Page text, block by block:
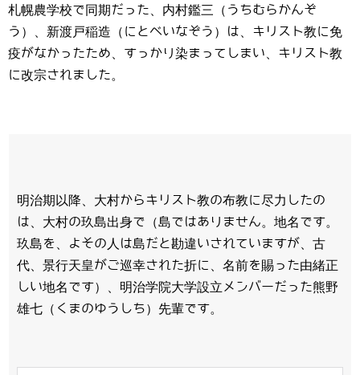
札幌農学校で同期だった、内村鑑三（うちむらかんぞ
う）、新渡戸稲造（にとべいなぞう）は、キリスト教に免
疫がなかったため、すっかり染まってしまい、キリスト教
に改宗されました。
明治期以降、大村からキリスト教の布教に尽力したの
は、大村の玖島出身で（島ではありません。地名です。
玖島を、よその人は島だと勘違いされていますが、古
代、景行天皇がご巡幸された折に、名前を賜った由緒正
しい地名です）、明治学院大学設立メンバーだった熊野
雄七（くまのゆうしち）先輩です。